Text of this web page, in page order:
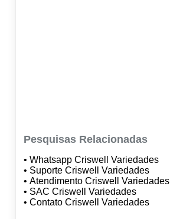
Pesquisas Relacionadas
• Whatsapp Criswell Variedades
• Suporte Criswell Variedades
• Atendimento Criswell Variedades
• SAC Criswell Variedades
• Contato Criswell Variedades